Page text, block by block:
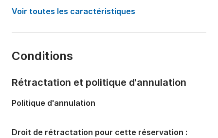
Puissance moteur:
150cv
Capacité à bord:
Voir toutes les caractéristiques
Conditions
Rétractation et politique d'annulation
Politique d'annulation
Droit de rétractation pour cette réservation :